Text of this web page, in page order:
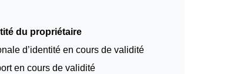
du propriétaire
d’identité en cours de validité
en cours de validité